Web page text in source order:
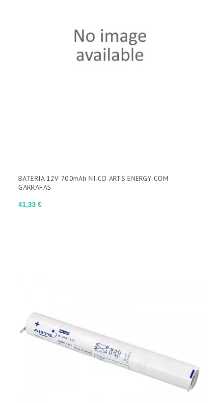
Preço
41,33 €
BATERIA 12V 700mAh NI-CD ARTS ENERGY COM
GARRAFAS